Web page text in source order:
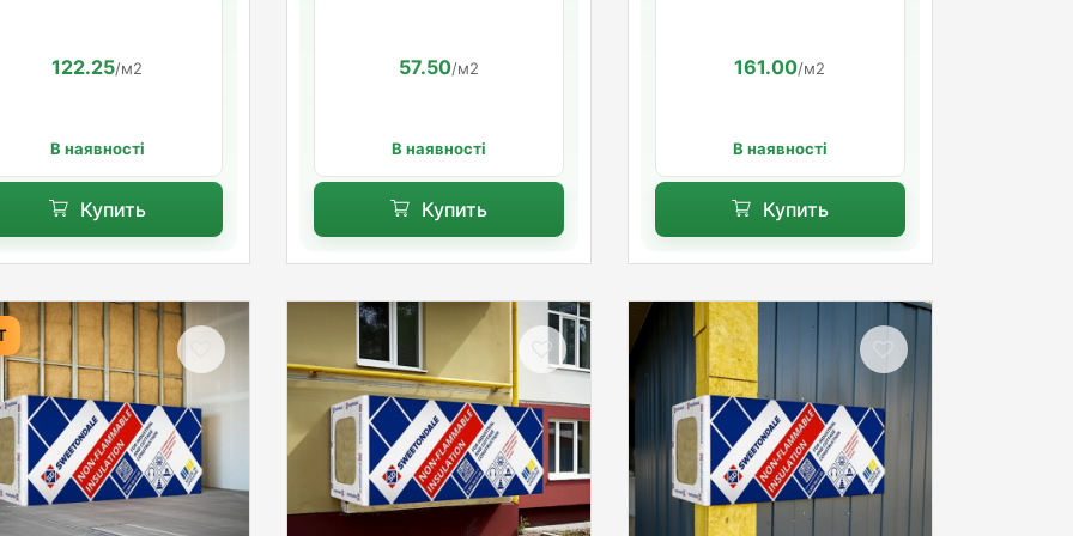
122.25/м2
В наявності
Купить
57.50/м2
В наявності
Купить
161.00/м2
В наявності
Купить